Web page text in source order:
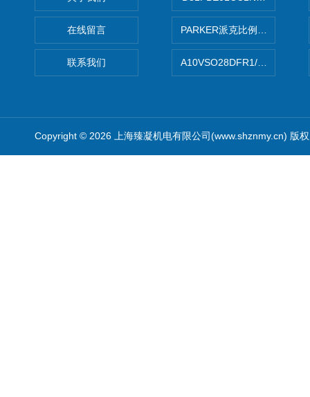
在线留言
联系我们
PARKER派克比例阀 柱塞泵
A10VSO28DFR1/
Copyright © 2026 上海臻凝机电有限公司(www.shznmy.cn) 版